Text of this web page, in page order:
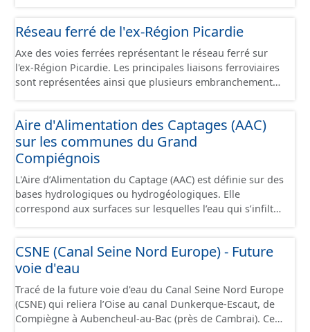
Réseau ferré de l'ex-Région Picardie
Axe des voies ferrées représentant le réseau ferré sur
l'ex-Région Picardie. Les principales liaisons ferroviaires
sont représentées ainsi que plusieurs embranchements
sont désaffectées mais sont toujours physiquement
présentes sur le terrain.
Aire d'Alimentation des Captages (AAC)
sur les communes du Grand
Compiégnois
L'Aire d’Alimentation du Captage (AAC) est définie sur des
bases hydrologiques ou hydrogéologiques. Elle
correspond aux surfaces sur lesquelles l’eau qui s’infiltre
correspond : - pour un ouvrage de prélèvement destiné
à l'eau potable en eau superficielle : au sous-bassin
éventuellement complété par la surface concernée par
l'apport d'eau souterraine externe à ce bassin versant
(ex: nappe de socle ou nappe d'accompagnement des
CSNE (Canal Seine Nord Europe) - Future
voie d'eau
Tracé de la future voie d'eau du Canal Seine Nord Europe
(CSNE) qui reliera l’Oise au canal Dunkerque-Escaut, de
Compiègne à Aubencheul-au-Bac (près de Cambrai). Ce